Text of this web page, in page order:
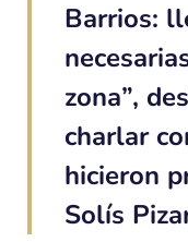
Barrios:
zona”,
charlar
hicieron
Solís